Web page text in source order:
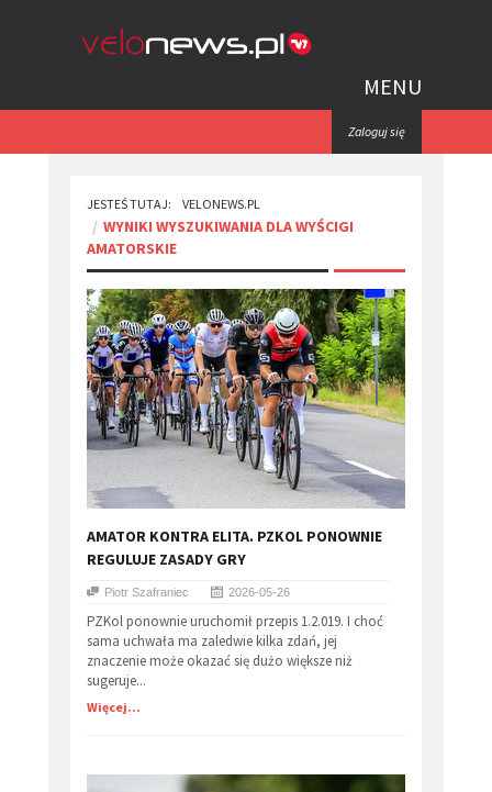
MENU
Zaloguj się
JESTEŚ TUTAJ: VELONEWS.PL
WYNIKI WYSZUKIWANIA DLA WYŚCIGI
AMATORSKIE
AMATOR KONTRA ELITA. PZKOL PONOWNIE
REGULUJE ZASADY GRY
Piotr Szafraniec 2026-05-26
PZKol ponownie uruchomił przepis 1.2.019. I choć
sama uchwała ma zaledwie kilka zdań, jej
znaczenie może okazać się dużo większe niż
sugeruje...
Więcej...